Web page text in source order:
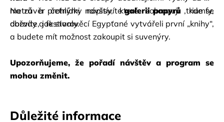
metrů a četnými nápisy, které zobrazují triumfy,
obřady a festivaly.
Na závěr prohlídky navštívíte galerii papyrů , kde se
dozvíte, jak starověcí Egypťané vytvářeli první „knihy“,
a budete mít možnost zakoupit si suvenýry.
Upozorňujeme, že pořadí návštěv a program se
mohou změnit.
Důležité informace